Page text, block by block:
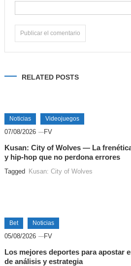
RELATED POSTS
Noticias Videojuegos
07/08/2026 FV
Kusan: City of Wolves — La
y hip-hop que no perdona errores
Tagged Kusan: City of Wolves
Bet Noticias
05/08/2026 FV
Los mejores deportes para apostar
de análisis y estrategia